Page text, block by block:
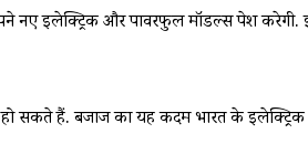
इलेक्ट्रिक और पावरफुल मॉडल्स पेश करेगी.
सकते हैं. बजाज का यह कदम भारत के